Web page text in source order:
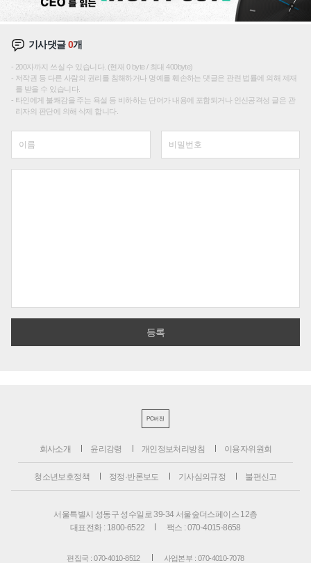
기사댓글0개
200자까지 쓰실 수 있습니다. (현재 0 byte / 최대 400byte)
저작권 등 다른 사람의 권리를 침해하거나 명예를 훼손하는 댓글은 관련 법률에 의해 제재
를 받을 수 있습니다.
타인에게 불쾌감을 주는 욕설 등 비하하는 단어가 내용에 포함되거나 인신공격성 글은 관
리자의 판단에 의해 삭제 합니다.
PC버전
회사소개 윤리강령 개인정보처리방침 이용자위원회
청소년보호정책 정정·반론보도 기사심의규정 불편신고
서울특별시 성동구 성수일로 39-34 서울숲더스페이스 12층
대표전화 : 1800-6522
팩스 : 070-4015-8658
편집국 : 070-4010-8512 사업본부 : 070-4010-7078